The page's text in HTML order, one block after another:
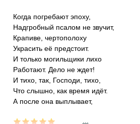
Когда погребают эпоху,
Надгробный псалом не звучит,
Крапиве, чертополоху
Украсить её предстоит.
И только могильщики лихо
Работают. Дело не ждет!
И тихо, так, Господи, тихо,
Что слышно, как время идёт.
А после она выплывает,